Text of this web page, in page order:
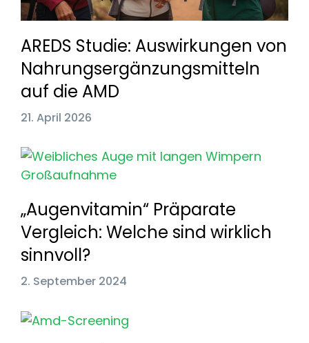
AREDS Studie: Auswirkungen von
Nahrungsergänzungsmitteln
auf die AMD
21. April 2026
„Augenvitamin“ Präparate
Vergleich: Welche sind wirklich
sinnvoll?
2. September 2024